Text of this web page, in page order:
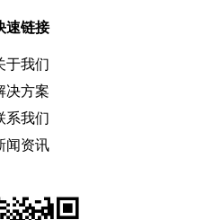
速链接
于我们
决方案
系我们
闻资讯